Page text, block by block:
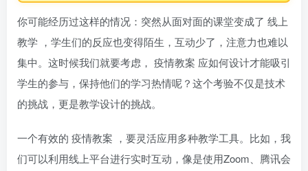
你可能经历过这样的情况：突然从面对面的课堂变成了 线上
教学 ，学生们的反应也变得陌生，互动少了，注意力也难以
集中。这时候我们就要考虑， 疫情教案 应如何设计才能吸引
学生的参与，保持他们的学习热情呢？这个考验不仅是技术
的挑战，更是教学设计的挑战。
一个有效的 疫情教案 ，要灵活应用多种教学工具。比如，我
们可以利用线上平台进行实时互动，像是使用Zoom、腾讯会
用户名/手机号/邮箱
登录密码
记住登录 找回密码
社交账号登录